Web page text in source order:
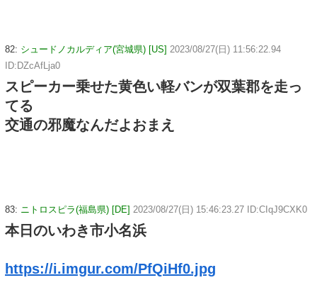
82: シュードノカルディア(宮城県) [US] 2023/08/27(日) 11:56:22.94
ID:DZcAfLja0
スピーカー乗せた黄色い軽バンが双葉郡を走っ
てる
交通の邪魔なんだよおまえ
83: ニトロスピラ(福島県) [DE] 2023/08/27(日) 15:46:23.27 ID:CIqJ9CXK0
本日のいわき市小名浜
https://i.imgur.com/PfQiHf0.jpg